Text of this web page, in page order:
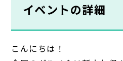
イベントの詳細
こんにちは！